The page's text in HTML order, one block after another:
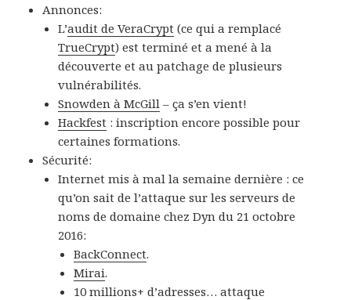
Annonces:
L’audit de VeraCrypt (ce qui a remplacé
TrueCrypt) est terminé et a mené à la
découverte et au patchage de plusieurs
vulnérabilités.
Snowden à McGill – ça s’en vient!
Hackfest : inscription encore possible pour
certaines formations.
Sécurité:
Internet mis à mal la semaine dernière : ce
qu’on sait de l’attaque sur les serveurs de
noms de domaine chez Dyn du 21 octobre
2016:
BackConnect.
Mirai.
10 millions+ d’adresses… attaque